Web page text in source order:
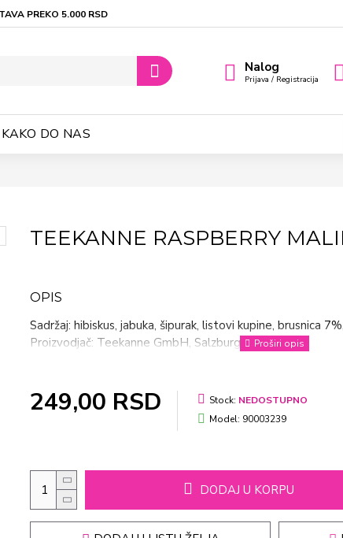
PREKO 5.000 RSD
Nalog
Prijava / Registracija
KAKO DO NAS
TEEKANNE RASPBERRY
OPIS
Sadržaj: hibiskus, jabuka, šipurak, listovi kupine, brusnica
Proizvodjač: Teekanne GmbH, Salzburg – Austrija..
249,00 RSD Stock: NEDOSTUPNO
Model: 90003239
DODAJ U KORPU